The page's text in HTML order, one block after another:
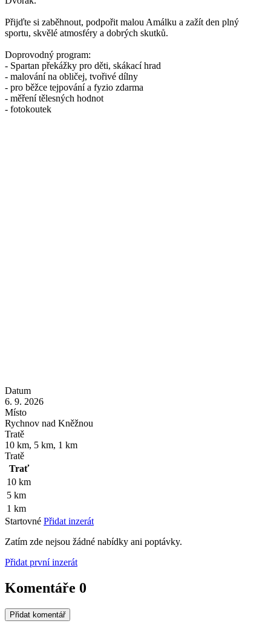
Přijďte si zaběhnout, podpořit malou Amálku a zažít den plný
sportu, skvělé atmosféry a dobrých skutků.
Doprovodný program:
- Spartan překážky pro děti, skákací hrad
- malování na obličej, tvořivé dílny
- pro běžce tejpování a fyzio zdarma
- měření tělesných hodnot
- fotokoutek
Datum
6. 9. 2026
Místo
Rychnov nad Kněžnou
Tratě
10 km, 5 km, 1 km
Tratě
Trať
10 km
5 km
1 km
Startovné Přidat inzerát
Zatím zde nejsou žádné nabídky ani poptávky.
Přidat první inzerát
Komentáře 0
Přidat komentář